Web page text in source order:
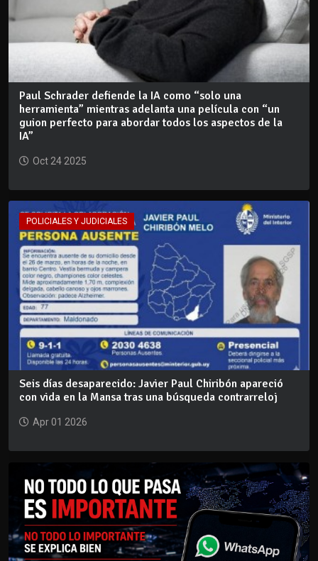
Paul Schrader defiende la IA como “solo una
herramienta” mientras adelanta una película con “un
guion perfecto para abordar todos los aspectos de la
IA”
Oct 24 2025
POLICIALES Y JUDICIALES
Seis días desaparecido: Javier Paul Chiribón apareció
con vida en la Mansa tras una búsqueda contrarreloj
Apr 01 2026